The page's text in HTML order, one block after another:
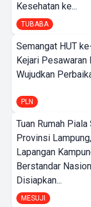
Kesehatan ke...
TUBABA
Semangat HUT
Kejari
Wujudkan
PLN
Tuan Rumah
Provinsi
Lapangan
Berstandar
Disiapkan...
MESUJI